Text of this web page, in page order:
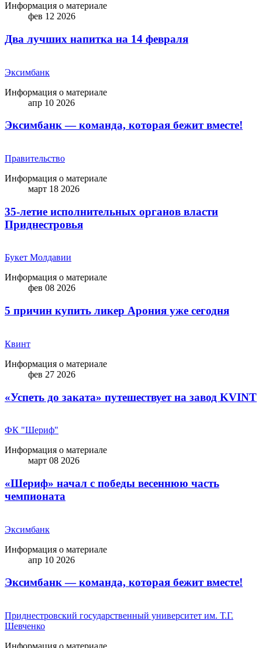
Информация о материале
фев 12 2026
Два лучших напитка на 14 февраля
Эксимбанк
Информация о материале
апр 10 2026
Эксимбанк — команда, которая бежит вместе!
Правительство
Информация о материале
март 18 2026
35-летие исполнительных органов власти
Приднестровья
Букет Молдавии
Информация о материале
фев 08 2026
5 причин купить ликep Арония уже сегодня
Квинт
Информация о материале
фев 27 2026
«Успеть до заката» путешествует на завод KVINT
ФК "Шериф"
Информация о материале
март 08 2026
«Шериф» начал с победы весеннюю часть
чемпионата
Эксимбанк
Информация о материале
апр 10 2026
Эксимбанк — команда, которая бежит вместе!
Приднестровский государственный университет им. Т.Г.
Шевченко